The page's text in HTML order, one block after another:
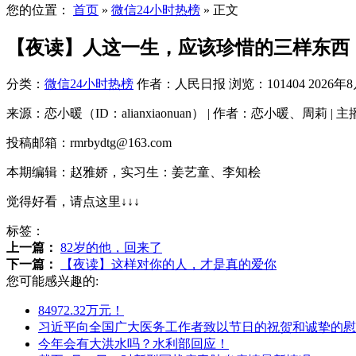
您的位置： 首页 » 微信24小时热榜 » 正文
【夜读】人这一生，应该珍惜的三样东西
分类： 微信24小时热榜 作者：人民日报 浏览：101404 2026年
来源：恋小暖（ID：alianxiaonuan） | 作者：恋小暖、周莉 | 主
投稿邮箱：rmrbydtg@163.com
本期编辑：赵雅娇，实习生：姜艺童、李知桧
觉得好看，请点这里↓↓↓
标签：
上一篇： 82岁的他，回来了
下一篇：
【夜读】这样对你的人，才是真的爱你
您可能感兴趣的:
84972.32万元！
习近平向全国广大医务工作者致以节日的祝贺和诚挚的
今年会有大洪水吗？水利部回应！